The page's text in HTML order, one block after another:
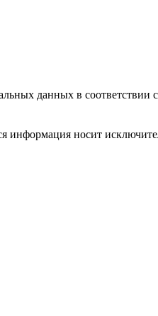
данных в соответствии с
информация носит